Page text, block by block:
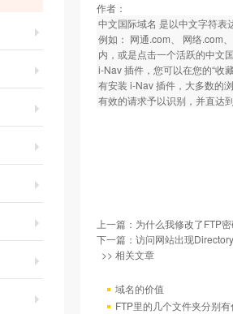
作者：
中文国际域名 是以中文字符表
例如： 网通.com、 网络.com
内，或是点击一个活跃的中文
i-Nav 插件，您可以在您的“收
有安装 i-Nav 插件，大多数的
有效的请求予以识别，并直达
上一篇： 为什么我修改了FTP
下一篇： 访问网站出现
>> 相关文章
域名的价值
FTP里的几个文件夹分别